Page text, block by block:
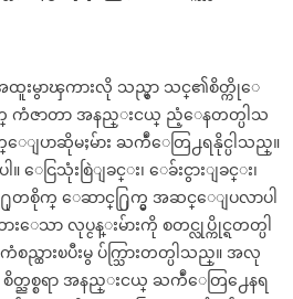
ထူးမွာၾကားလို သည္မွာ သင္၏စိတ္ကိုေ
က္ ကံဇာတာ အနည္းငယ္ ညံ့ေနတတ္ပါသ
ျပာဆိုမႈမ်ား ႀကဳံေတြ႕ရနိုင္ပါသည္။
ေငြသုံးစြဲျခင္း၊ ေခ်းငွားျခင္း၊
တစိုက္ ေဆာင္႐ြက္မွ အဆင္ေျပလာပါ
သာ လုပ္ငန္းမ်ားကို စတင္လုပ္ကိုင္ရတတ္ပါ
ည္ထားၿပီးမွ ပ်က္သြားတတ္ပါသည္။ အလု
တ္ညစ္စရာ အနည္းငယ္ ႀကဳံေတြ႕ေနရ